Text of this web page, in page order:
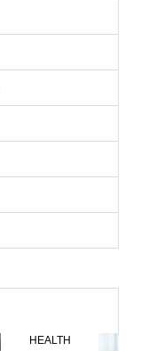
HEALTH